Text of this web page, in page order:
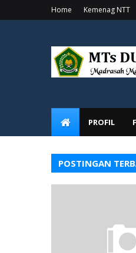
Home Kemenag NTT
PROFIL
POSTINGAN